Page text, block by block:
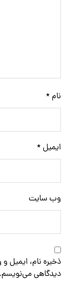
نام *
ایمیل *
وب‌ سایت
ذخیره نام، ایمیل
دیدگاهی می‌نویسم.